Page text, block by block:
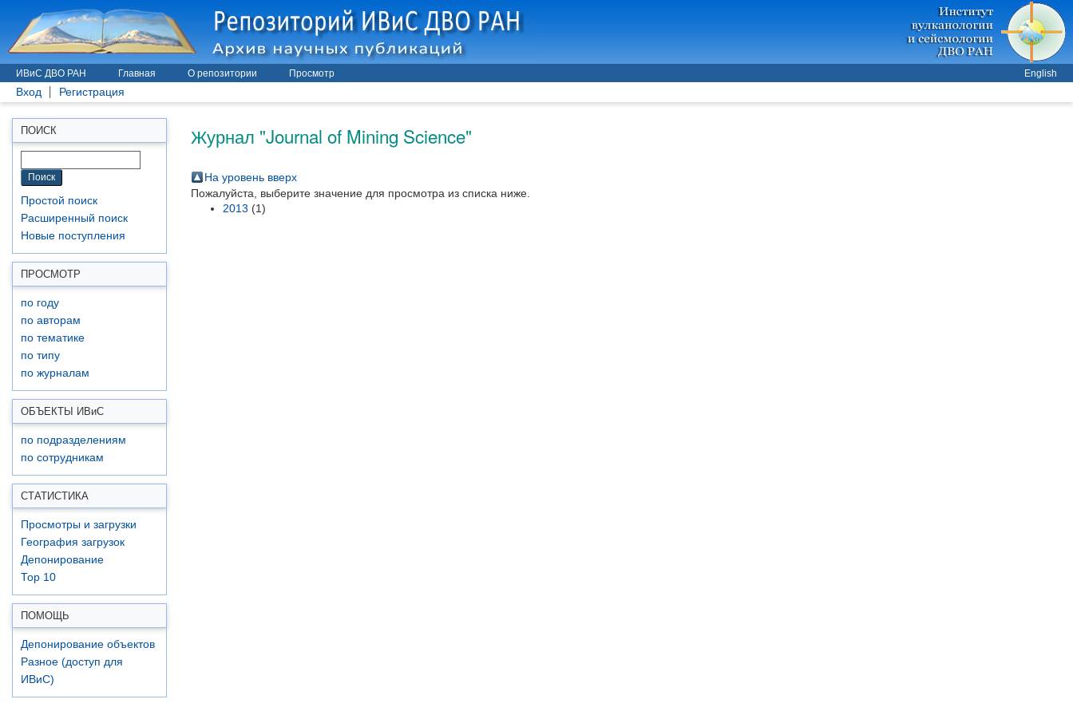
ИВиС ДВО РАН Главная О репозитории Просмотр English
Вход Регистрация
ПОИСК
Простой поиск
Расширенный поиск
Новые поступления
ПРОСМОТР
по году
по авторам
по тематике
по типу
по журналам
ОБЪЕКТЫ ИВиС
по подразделениям
по сотрудникам
СТАТИСТИКА
Просмотры и загрузки
География загрузок
Депонирование
Top 10
ПОМОЩЬ
Депонирование объектов
Разное (доступ для
ИВиС)
Журнал "Journal of Mining Science"
На уровень вверх
Пожалуйста, выберите значение для просмотра из списка ниже.
2013 (1)